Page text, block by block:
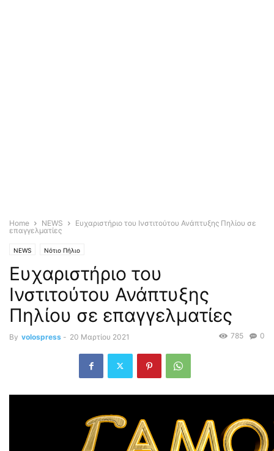
Home NEWS
Ευχαριστήριο του Ινστιτούτου Ανάπτυξης Πηλίου σε
επαγγελματίες
NEWS Νότιο Πήλιο
Ευχαριστήριο του
Ινστιτούτου Ανάπτυξης
Πηλίου σε επαγγελματίες
By volospress - 20 Μαρτίου 2021 0
785